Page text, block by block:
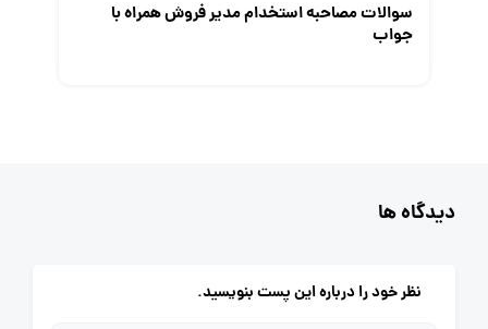
سوالات مصاحبه استخدام مدیر فروش همراه با
جواب
دیدگاه ها
نظر خود را درباره این پست بنویسید.